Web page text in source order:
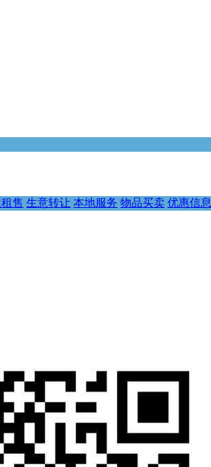
售 生意转让 本地服务 物品买卖 优惠信息